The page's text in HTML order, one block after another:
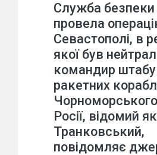
Служба безпеки
провела
Севастополі, в
якої був
командир штабу
ракетних
Росії, відомий як
Транковський,
повідомляє